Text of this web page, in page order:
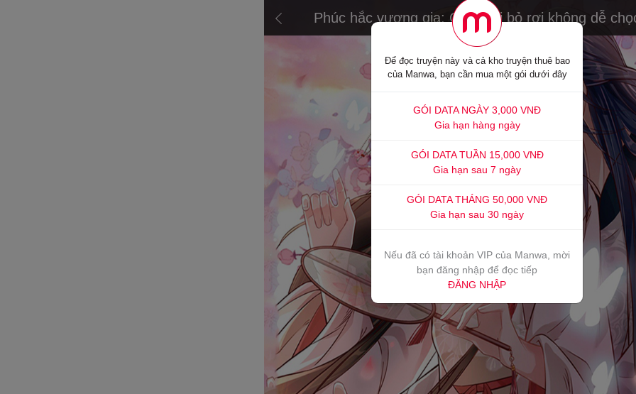
Phúc hắc vương gia: Cô vợ bị bỏ rơi không dễ
Để đọc truyện này và cả kho truyện thuê bao
của Manwa, bạn cần mua một gói dưới đây
GÓI DATA NGÀY 3,000 VNĐ
Gia hạn hàng ngày
GÓI DATA TUẦN 15,000 VNĐ
Gia hạn sau 7 ngày
GÓI DATA THÁNG 50,000 VNĐ
Gia hạn sau 30 ngày
Nếu đã có tài khoản VIP của Manwa, mời
bạn đăng nhập để đọc tiếp
ĐĂNG NHẬP